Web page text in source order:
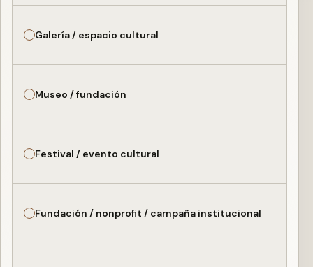
Galería / espacio cultural
Museo / fundación
Festival / evento cultural
Fundación / nonprofit / campaña institucional